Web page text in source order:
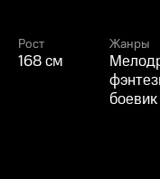
Рост
168 см
Жанры
боевик